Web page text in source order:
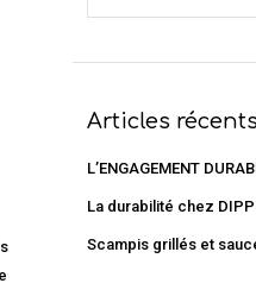
Articles récents
L’ENGAGEMENT
La durabilité chez
Scampis grillés et